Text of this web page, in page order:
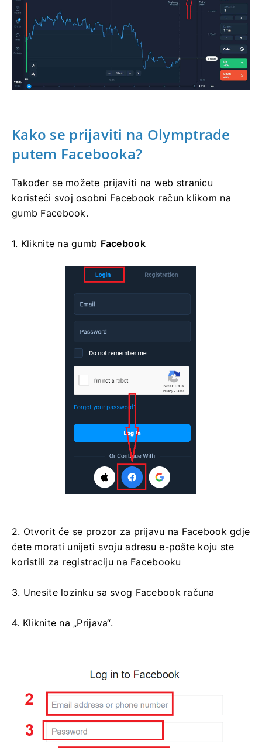
Kako se prijaviti na Olymptrade
putem Facebooka?
Također se možete prijaviti na web stranicu
koristeći svoj osobni Facebook račun klikom na
gumb Facebook.
1. Kliknite nagumb Facebook
2. Otvorit će se prozor za prijavu na Facebook gdje
ćete morati unijeti svoju adresu e-pošte koju ste
koristili za registraciju na Facebooku
3. Unesite lozinku sa svog Facebook računa
4. Kliknite na „Prijava“.